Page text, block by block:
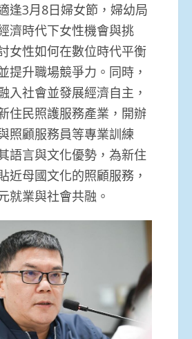
逢3月8日婦女節，婦幼局
濟時代下女性機會與挑
女性如何在數位時代平衡
提升職場競爭力。同時，
入社會並發展經濟自主，
住民照護服務產業，開辦
照顧服務員等專業訓練
語言與文化優勢，為新住
近母國文化的照顧服務，
就業與社會共融。